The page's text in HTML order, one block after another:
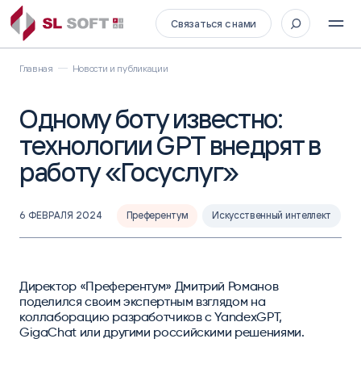
Связаться с нами
Главная Новости и публикации
Одному боту известно:
технологии GPT внедрят в
работу «Госуслуг»
6 ФЕВРАЛЯ 2024 Преферентум Искусственный интеллект
Директор «Преферентум» Дмитрий Романов
поделился своим экспертным взглядом на
коллаборацию разработчиков с YandexGPT,
GigaChat или другими российскими решениями.